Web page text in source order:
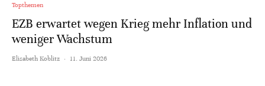
Topthemen
EZB erwartet wegen Krieg mehr Inflation und
weniger Wachstum
Elisabeth Koblitz · 11. Juni 2026